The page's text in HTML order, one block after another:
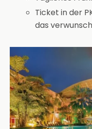
Ticket in der
das